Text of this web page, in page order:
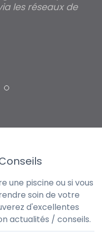
les réseaux de
une piscine ou si vous
soin de votre
d'excellentes
actualités / conseils.